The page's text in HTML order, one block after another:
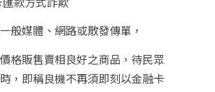
般媒體、網路或散發傳單，
格販售賣相良好之商品，待民眾
，即稱良機不再須即刻以金融卡